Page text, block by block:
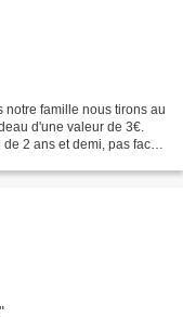
notre famille nous tirons au
d'une valeur de 3€.
2 ans et demi, pas facile